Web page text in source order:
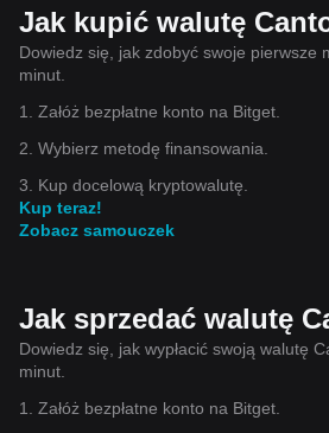
Jak kupić walutę
Dowiedz się, jak zdobyć swoje pierwsze
minut.
1. Załóż bezpłatne konto na Bitget.
2. Wybierz metodę finansowania.
3. Kup docelową kryptowalutę.
Kup teraz!
Zobacz samouczek
Jak sprzedać walutę
Dowiedz się, jak wypłacić swoją walutę
minut.
1. Załóż bezpłatne konto na Bitget.